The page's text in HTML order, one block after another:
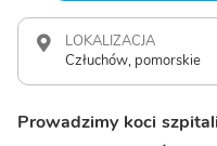
LOKALIZACJA
Człuchów, pomorskie
Prowadzimy koci